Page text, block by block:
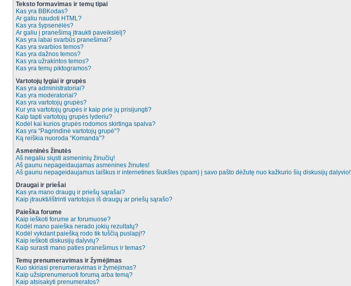
Teksto formavimas ir temų tipai
Kas yra BBKodas?
Ar galiu naudoti HTML?
Kas yra šypsenėlės?
Ar galiu į pranešimą įtraukti paveikslėlį?
Kas yra labai svarbūs pranešimai?
Kas yra svarbios temos?
Kas yra dažnos temos?
Kas yra užrakintos temos?
Kas yra temų piktogramos?
Vartotojų lygiai ir grupės
Kas yra administratoriai?
Kas yra moderatoriai?
Kas yra vartotojų grupės?
Kur yra vartotojų grupės ir kaip prie jų prisijungti?
Kaip tapti vartotojų grupės lyderiu?
Kodėl kai kurios grupės rodomos skirtinga spalva?
Kas yra “Pagrindinė vartotojų grupė”?
Ką reiškia nuoroda “Komanda”?
Asmeninės žinutės
Aš negaliu siųsti asmeninių žinučių!
Aš gaunu nepageidaujamas asmenines žinutes!
Aš gaunu nepageidaujamus laiškus ir internetines šiukšles (spam) į savo pašto dėžutę nuo kažkurio šių diskusijų dalyvio!
Draugai ir priešai
Kas yra mano draugų ir priešų sąrašai?
Kaip įtraukti/ištrinti vartotojus iš draugų ar priešų sąrašo?
Paieška forume
Kaip ieškoti forume ar forumuose?
Kodėl mano paieška nerado jokių rezultatų?
Kodėl vykdant paiešką rodo tik tuščią puslapį!?
Kaip ieškoti diskusijų dalyvių?
Kaip surasti mano paties pranešimus ir temas?
Temų prenumeravimas ir žymėjimas
Kuo skiriasi prenumeravimas ir žymėjimas?
Kaip užsiprenumeruoti forumą arba temą?
Kaip atsisakyti prenumeratos?